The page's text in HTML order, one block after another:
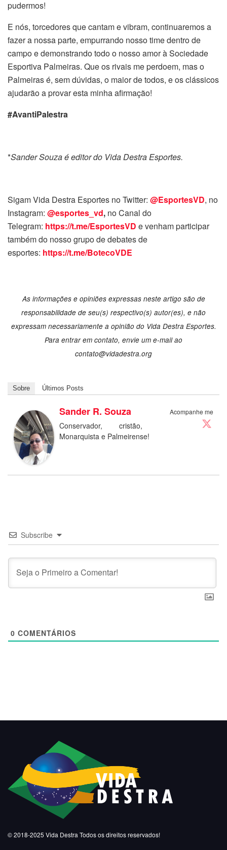
pudermos!
E nós, torcedores que cantam e vibram, continuaremos a
fazer a nossa parte, empurrando nosso time dentro de
campo e demonstrando todo o nosso amor à Sociedade
Esportiva Palmeiras. Que os rivais me perdoem, mas o
Palmeiras é, sem dúvidas, o maior de todos, e os clássicos
ajudarão a provar esta minha afirmação!
#AvantiPalestra
*Sander Souza é editor do Vida Destra Esportes.
Sigam Vida Destra Esportes no Twitter: @EsportesVD, no
Instagram: @esportes_vd, no Canal do
Telegram: https://t.me/EsportesVD e venham participar
também do nosso grupo de debates de
esportes: https://t.me/BotecoVDE
As informações e opiniões expressas neste artigo são de
responsabilidade de seu(s) respectivo(s) autor(es), e não
expressam necessariamente a opinião do Vida Destra Esportes.
Para entrar em contato, envie um e-mail ao
contato@vidadestra.org
Sobre Últimos Posts
Acompanhe me
Sander R. Souza
Conservador, cristão,
Monarquista e Palmeirense!
Subscribe
0 COMENTÁRIOS
© 2018-2025 Vida Destra Todos os direitos reservados!